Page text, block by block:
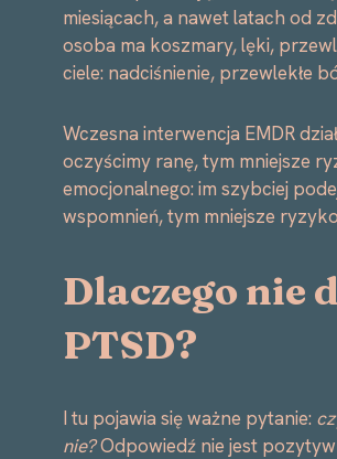
miesiącach, a nawet latach od
osoba ma koszmary, lęki,
ciele: nadciśnienie, przewlekłe
Wczesna interwencja EMDR
oczyścimy ranę, tym mniejsze
emocjonalnego: im szybciej
wspomnień, tym mniejsze
Dlaczego nie
PTSD?
I tu pojawia się ważne pytanie:
nie?Odpowiedź nie jest